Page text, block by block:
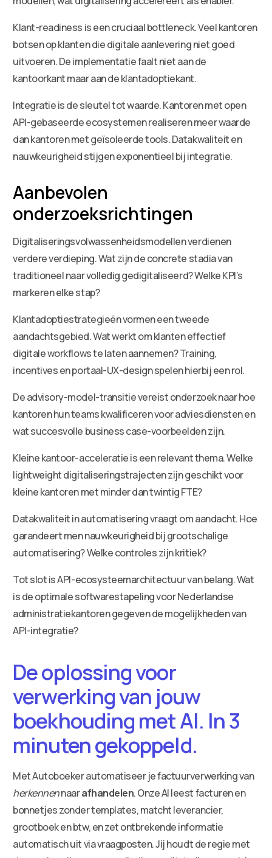
Klant-readiness is een cruciaal bottleneck. Veel kantoren
botsen op klanten die digitale aanlevering niet goed
uitvoeren. De implementatie faalt niet aan de
kantoorkant maar aan de klantadoptiekant.
Integratie is de sleutel tot waarde. Kantoren met open
API-gebaseerde ecosystemen realiseren meer waarde
dan kantoren met geïsoleerde tools. Datakwaliteit en
nauwkeurigheid stijgen exponentieel bij integratie.
Aanbevolen
onderzoeksrichtingen
Digitaliseringsvolwassenheidsmodellen verdienen
verdere verdieping. Wat zijn de concrete stadia van
traditioneel naar volledig gedigitaliseerd? Welke KPI’s
markeren elke stap?
Klantadoptiestrategieën vormen een tweede
aandachtsgebied. Wat werkt om klanten effectief
digitale workflows te laten aannemen? Training,
incentives en portaal-UX-design spelen hierbij een rol.
De advisory-model-transitie vereist onderzoek naar hoe
kantoren hun teams kwalificeren voor adviesdiensten en
wat succesvolle business case-voorbeelden zijn.
Kleine kantoor-acceleratie is een relevant thema. Welke
lightweight digitaliseringstrajecten zijn geschikt voor
kleine kantoren met minder dan twintig FTE?
Datakwaliteit in automatisering vraagt om aandacht. Hoe
garandeert men nauwkeurigheid bij grootschalige
automatisering? Welke controles zijn kritiek?
Tot slot is API-ecosysteemarchitectuur van belang. Wat
is de optimale softwarestapeling voor Nederlandse
administratiekantoren gegeven de mogelijkheden van
API-integratie?
De oplossing voor
verwerking van jouw
boekhouding met AI. In 3
minuten gekoppeld.
Met Autoboeker automatiseer je factuurverwerking van
herkennennaarafhandelen. Onze AI leest facturen en
bonnetjes zonder templates, matcht leverancier,
grootboek en btw, en zet ontbrekende informatie
automatisch uit via vraagposten. Jij houdt de regie met